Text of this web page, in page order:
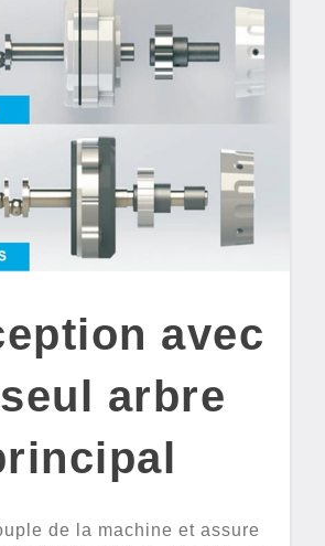
avec
arbre
de la machine et assure